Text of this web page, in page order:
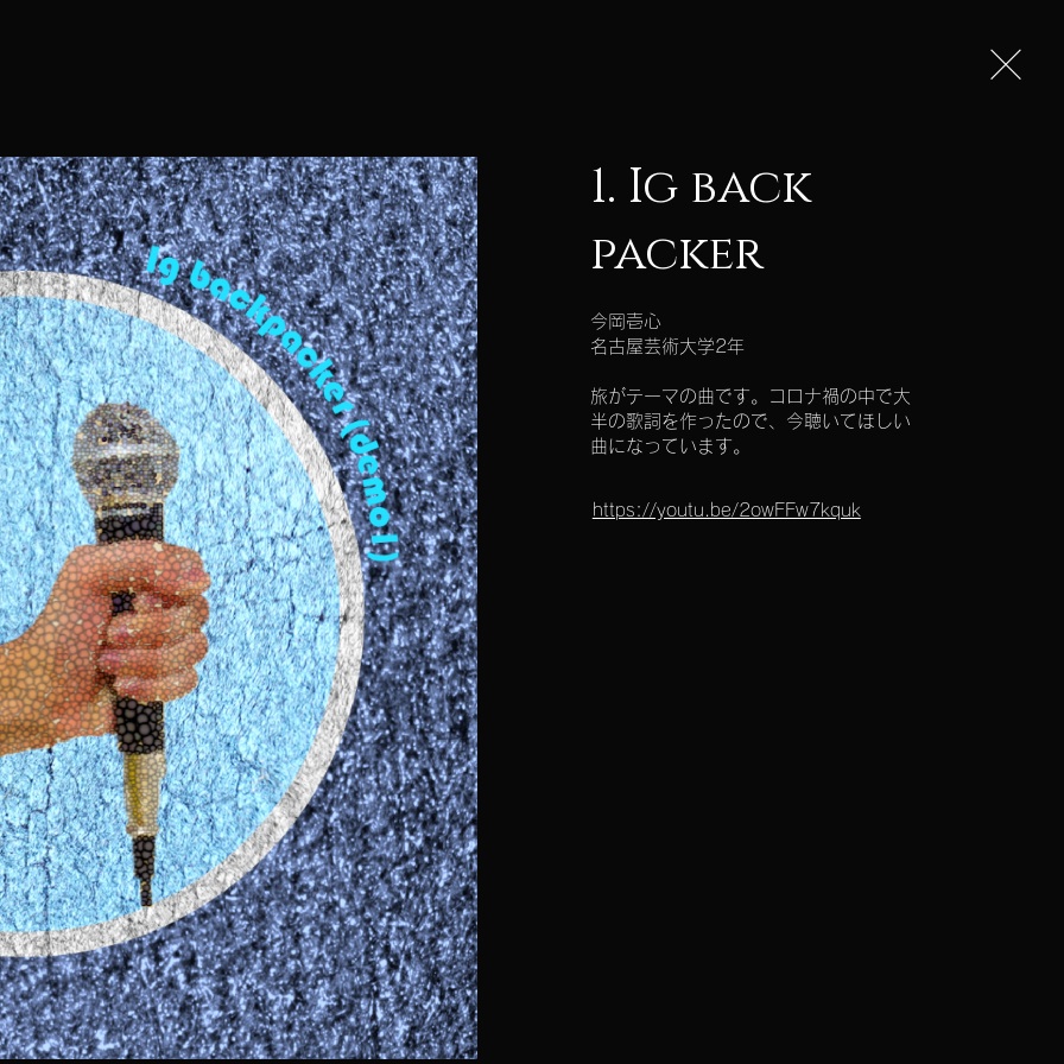
全国オンラインアートフェス
「Light Art 20/21」
作品公開（映像）
ち、「映像」についてこちらに公開いたします。素敵な作品を多くの方にご覧
ばと思います。（画像をクリックすると拡大されます。）
国オンラインアートフェス「Light Art 21/22」
1. Ig back
packer
今岡壱心
名古屋芸術大学2年
旅がテーマの曲です。コロナ禍の中で大
半の歌詞を作ったので、今聴いてほしい
曲になっています。
https://youtu.be/2owFFw7kquk
第６回
ンラインアートフェス
作品公開！！！
みんなでつくるアートフェス。
オンラインでできる作品発表会で、
全国の人とつながろう！
年2月1日（日）～3月2日（月）にかけて第6回大会の作品を募集しました。
2026年3月8日（日）にHPで作品を公開しました。
2026年3月23日（月）にHPで表彰作品（40点程度）を発表しました。
​素敵な作品の数々をご覧ください。
第6回作品はこちら！